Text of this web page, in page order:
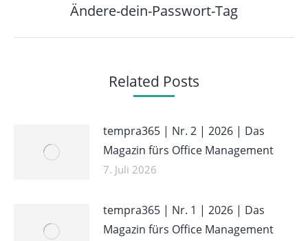
Nächster
Ändere-dein-Passwort-Tag
Related Posts
tempra365 | Nr. 2 | 2026 | Das
Magazin fürs Office Management
7. Juli 2026
tempra365 | Nr. 1 | 2026 | Das
Magazin fürs Office Management